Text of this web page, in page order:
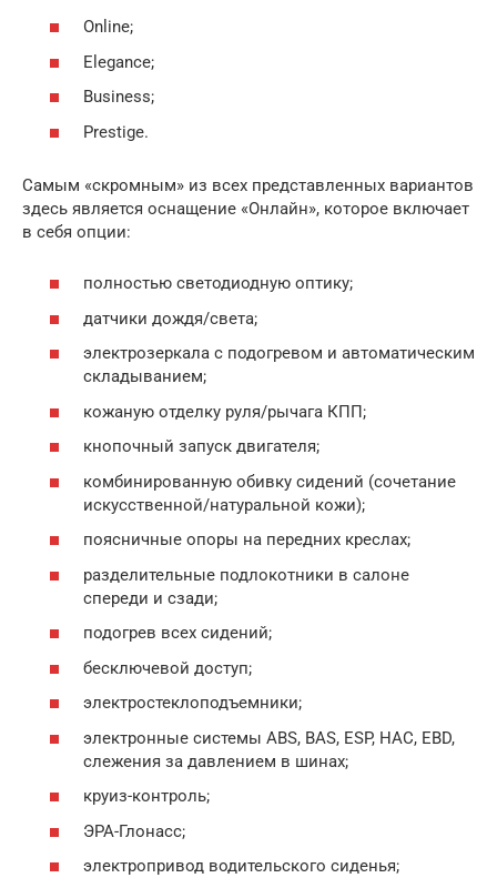
Online;
Elegance;
Business;
Prestige.
Самым «скромным» из всех представленных вариантов
здесь является оснащение «Онлайн», которое включает
в себя опции:
полностью светодиодную оптику;
датчики дождя/света;
электрозеркала с подогревом и автоматическим
складыванием;
кожаную отделку руля/рычага КПП;
кнопочный запуск двигателя;
комбинированную обивку сидений (сочетание
искусственной/натуральной кожи);
поясничные опоры на передних креслах;
разделительные подлокотники в салоне
спереди и сзади;
подогрев всех сидений;
бесключевой доступ;
электростеклоподъемники;
электронные системы ABS, BAS, ESP, HAC, EBD,
слежения за давлением в шинах;
круиз-контроль;
ЭРА-Глонасс;
электропривод водительского сиденья;